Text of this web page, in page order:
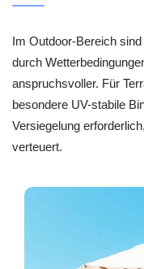
Im Outdoor-Bereich
durch
anspruchsvoller. Für
besondere UV-stabile
Versiegelung
verteuert.